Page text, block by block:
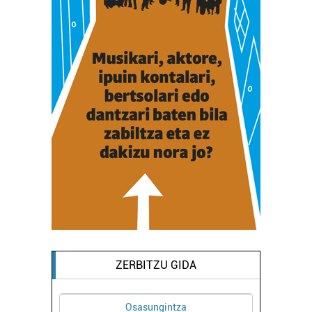
ZERBITZU GIDA
Osasungintza